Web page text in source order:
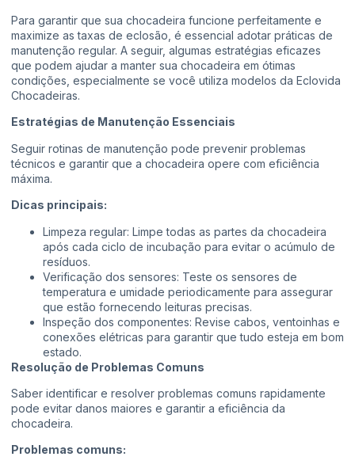
Para garantir que sua chocadeira funcione perfeitamente e
maximize as taxas de eclosão, é essencial adotar práticas de
manutenção regular. A seguir, algumas estratégias eficazes
que podem ajudar a manter sua chocadeira em ótimas
condições, especialmente se você utiliza modelos da Eclovida
Chocadeiras.
Estratégias de Manutenção Essenciais
Seguir rotinas de manutenção pode prevenir problemas
técnicos e garantir que a chocadeira opere com eficiência
máxima.
Dicas principais:
Limpeza regular: Limpe todas as partes da chocadeira
após cada ciclo de incubação para evitar o acúmulo de
resíduos.
Verificação dos sensores: Teste os sensores de
temperatura e umidade periodicamente para assegurar
que estão fornecendo leituras precisas.
Inspeção dos componentes: Revise cabos, ventoinhas e
conexões elétricas para garantir que tudo esteja em bom
estado.
Resolução de Problemas Comuns
Saber identificar e resolver problemas comuns rapidamente
pode evitar danos maiores e garantir a eficiência da
chocadeira.
Problemas comuns: